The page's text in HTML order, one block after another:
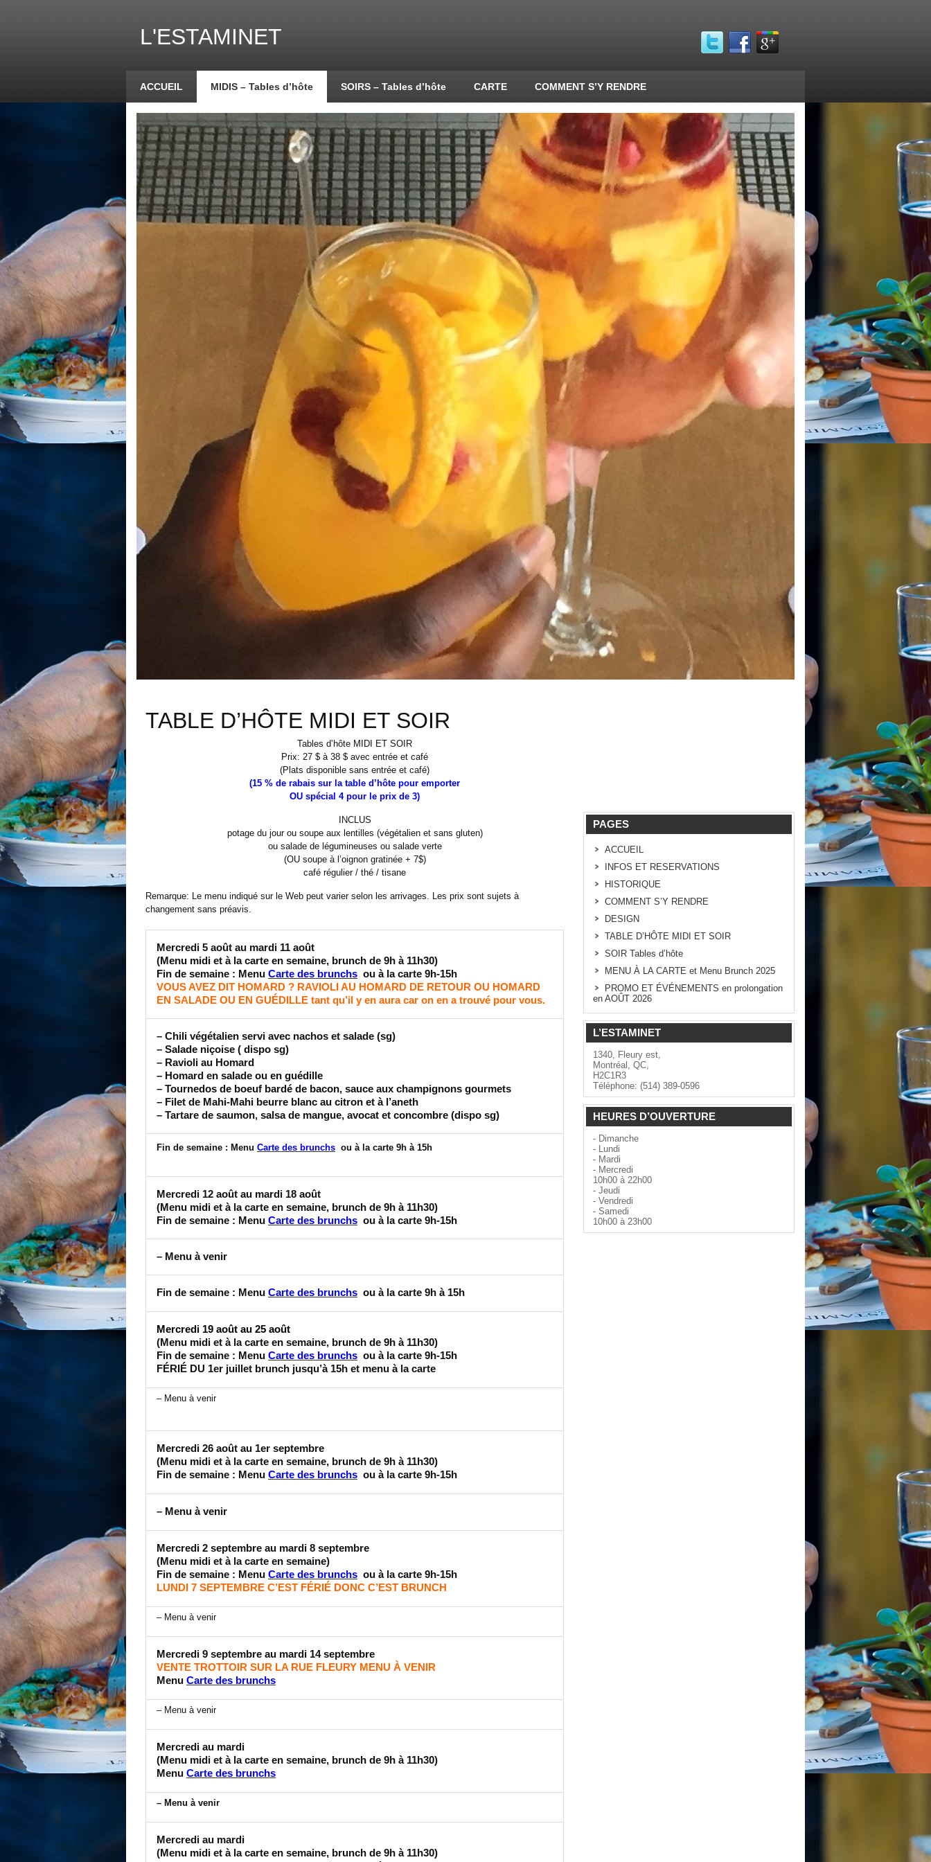
L'ESTAMINET
ACCUEIL MIDIS – Tables d’hôte SOIRS – Tables d’hôte CARTE COMMENT S’Y RENDRE
TABLE D’HÔTE MIDI ET SOIR
Tables d’hôte MIDI ET SOIR
Prix: 27 $ à 38 $ avec entrée et café
(Plats disponible sans entrée et café)
(15 % de rabais sur la table d’hôte pour emporter
OU spécial 4 pour le prix de 3)
INCLUS
potage du jour ou soupe aux lentilles (végétalien et sans gluten)
ou salade de légumineuses ou salade verte
(OU soupe à l’oignon gratinée + 7$)
café régulier / thé / tisane
Remarque: Le menu indiqué sur le Web peut varier selon les arrivages. Les prix sont sujets à
changement sans préavis.
Mercredi 5 août au mardi 11 août
(Menu midi et à la carte en semaine, brunch de 9h à 11h30)
Fin de semaine : Menu Carte des brunchs ou à la carte 9h-15h
VOUS AVEZ DIT HOMARD ? RAVIOLI AU HOMARD DE RETOUR OU HOMARD
EN SALADE OU EN GUÉDILLE tant qu’il y en aura car on en a trouvé pour vous.
– Chili végétalien servi avec nachos et salade (sg)
– Salade niçoise ( dispo sg)
– Ravioli au Homard
– Homard en salade ou en guédille
– Tournedos de boeuf bardé de bacon, sauce aux champignons gourmets
– Filet de Mahi-Mahi beurre blanc au citron et à l’aneth
– Tartare de saumon, salsa de mangue, avocat et concombre (dispo sg)
Fin de semaine : Menu Carte des brunchs ou à la carte 9h à 15h
Mercredi 12 août au mardi 18 août
(Menu midi et à la carte en semaine, brunch de 9h à 11h30)
Fin de semaine : Menu Carte des brunchs ou à la carte 9h-15h
– Menu à venir
Fin de semaine : Menu Carte des brunchs ou à la carte 9h à 15h
Mercredi 19 août au 25 août
(Menu midi et à la carte en semaine, brunch de 9h à 11h30)
Fin de semaine : Menu Carte des brunchs ou à la carte 9h-15h
FÉRIÉ DU 1er juillet brunch jusqu’à 15h et menu à la carte
– Menu à venir
Mercredi 26 août au 1er septembre
(Menu midi et à la carte en semaine, brunch de 9h à 11h30)
Fin de semaine : Menu Carte des brunchs ou à la carte 9h-15h
– Menu à venir
Mercredi 2 septembre au mardi 8 septembre
(Menu midi et à la carte en semaine)
Fin de semaine : Menu Carte des brunchs ou à la carte 9h-15h
LUNDI 7 SEPTEMBRE C’EST FÉRIÉ DONC C’EST BRUNCH
– Menu à venir
Mercredi 9 septembre au mardi 14 septembre
VENTE TROTTOIR SUR LA RUE FLEURY MENU À VENIR
Menu Carte des brunchs
– Menu à venir
Mercredi au mardi
(Menu midi et à la carte en semaine, brunch de 9h à 11h30)
Menu Carte des brunchs
– Menu à venir
Mercredi au mardi
(Menu midi et à la carte en semaine, brunch de 9h à 11h30)
PAGES
ACCUEIL
INFOS ET RESERVATIONS
HISTORIQUE
COMMENT S’Y RENDRE
DESIGN
TABLE D’HÔTE MIDI ET SOIR
SOIR Tables d’hôte
MENU À LA CARTE et Menu Brunch 2025
PROMO ET ÉVÉNEMENTS en prolongation
en AOÛT 2026
L’ESTAMINET
1340, Fleury est,
Montréal, QC,
H2C1R3
Téléphone: (514) 389-0596
HEURES D’OUVERTURE
- Dimanche
- Lundi
- Mardi
- Mercredi
10h00 à 22h00
- Jeudi
- Vendredi
- Samedi
10h00 à 23h00